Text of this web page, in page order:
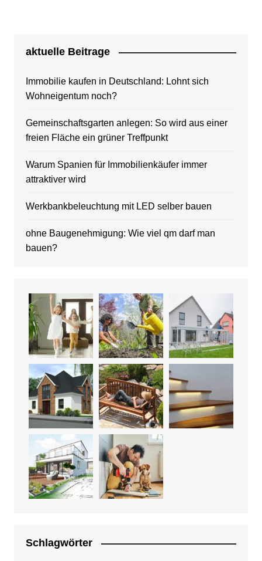
aktuelle Beitrage
Immobilie kaufen in Deutschland: Lohnt sich
Wohneigentum noch?
Gemeinschaftsgarten anlegen: So wird aus einer
freien Fläche ein grüner Treffpunkt
Warum Spanien für Immobilienkäufer immer
attraktiver wird
Werkbankbeleuchtung mit LED selber bauen
ohne Baugenehmigung: Wie viel qm darf man
bauen?
Schlagwörter